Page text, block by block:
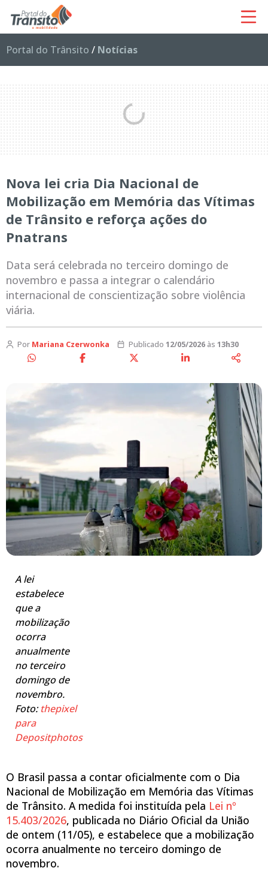
Portal do Trânsito / Notícias
Nova lei cria Dia Nacional de
Mobilização em Memória das Vítimas
de Trânsito e reforça ações do
Pnatrans
Data será celebrada no terceiro domingo de
novembro e passa a integrar o calendário
internacional de conscientização sobre violência
viária.
Por Mariana Czerwonka Publicado 12/05/2026às 13h30
A lei
estabelece
que a
mobilização
ocorra
anualmente
no terceiro
domingo de
novembro.
Foto: thepixel
para
Depositphotos
O Brasil passa a contar oficialmente com o Dia
Nacional de Mobilização em Memória das Vítimas
de Trânsito. A medida foi instituída pela Lei nº
15.403/2026, publicada no Diário Oficial da União
de ontem (11/05), e estabelece que a mobilização
ocorra anualmente no terceiro domingo de
novembro.